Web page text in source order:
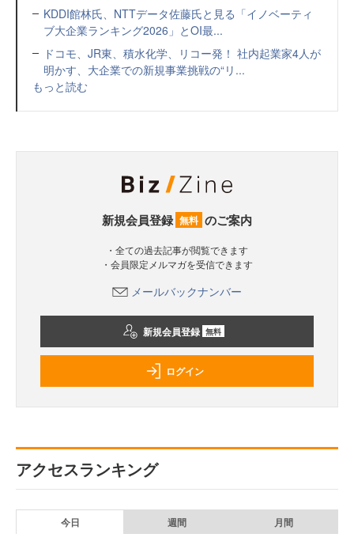
KDDI館林氏、NTTデータ佐藤氏と見る「イノベーティ
ブ大企業ランキング2026」とOI最...
ドコモ、JR東、積水化学、リコー発！ 社内起業家4人が
明かす、大企業での新規事業挑戦の“リ...
もっと読む
新規会員登録 無料 のご案内
・全ての過去記事が閲覧できます
・会員限定メルマガを受信できます
メールバックナンバー
新規会員登録 無料
ログイン
アクセスランキング
今日 週間 月間